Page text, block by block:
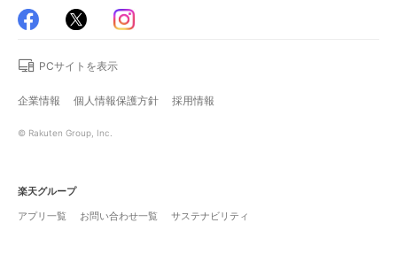
PCサイトを表示
企業情報 個人情報保護方針 採用情報
© Rakuten Group, Inc.
楽天グループ
アプリ一覧
お問い合わせ一覧 サステナビリティ